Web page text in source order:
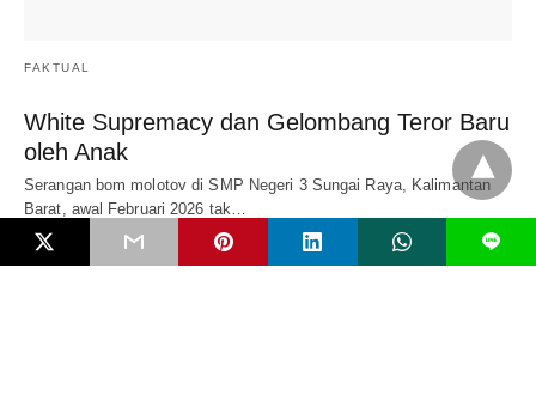
FAKTUAL
White Supremacy dan Gelombang Teror Baru
oleh Anak
Serangan bom molotov di SMP Negeri 3 Sungai Raya, Kalimantan
Barat, awal Februari 2026 tak…
5 bulan ago
L